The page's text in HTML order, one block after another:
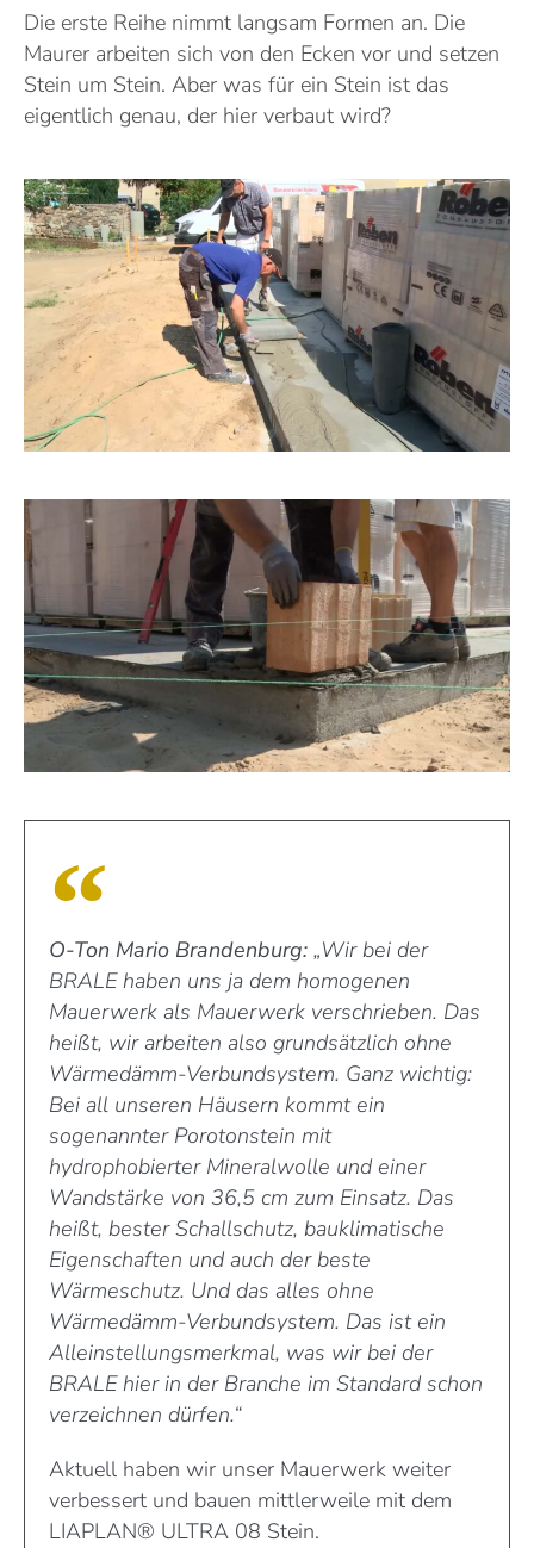
Die erste Reihe nimmt langsam Formen an. Die
Maurer arbeiten sich von den Ecken vor und setzen
Stein um Stein. Aber was für ein Stein ist das
eigentlich genau, der hier verbaut wird?
O-Ton Mario Brandenburg: „Wir bei der
BRALE haben uns ja dem homogenen
Mauerwerk als Mauerwerk verschrieben. Das
heißt, wir arbeiten also grundsätzlich ohne
Wärmedämm-Verbundsystem. Ganz wichtig:
Bei all unseren Häusern kommt ein
sogenannter Porotonstein mit
hydrophobierter Mineralwolle und einer
Wandstärke von 36,5 cm zum Einsatz. Das
heißt, bester Schallschutz, bauklimatische
Eigenschaften und auch der beste
Wärmeschutz. Und das alles ohne
Wärmedämm-Verbundsystem. Das ist ein
Alleinstellungsmerkmal, was wir bei der
BRALE hier in der Branche im Standard schon
verzeichnen dürfen.“
Aktuell haben wir unser Mauerwerk weiter
verbessert und bauen mittlerweile mit dem
LIAPLAN® ULTRA 08 Stein.